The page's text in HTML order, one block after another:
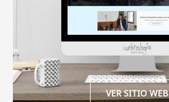
VER SITIO WEB